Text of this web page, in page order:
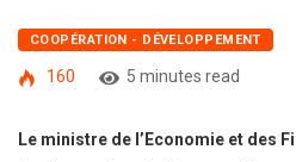
COOPÉRATION - DÉVELOPPEMENT
160
5 minutes read
Le ministre de l’Economie et des